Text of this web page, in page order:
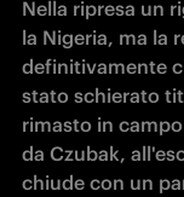
Nella ripresa un
la Nigeria, ma la
definitivamente
stato schierato
rimasto in
da Czubak,
chiude con un